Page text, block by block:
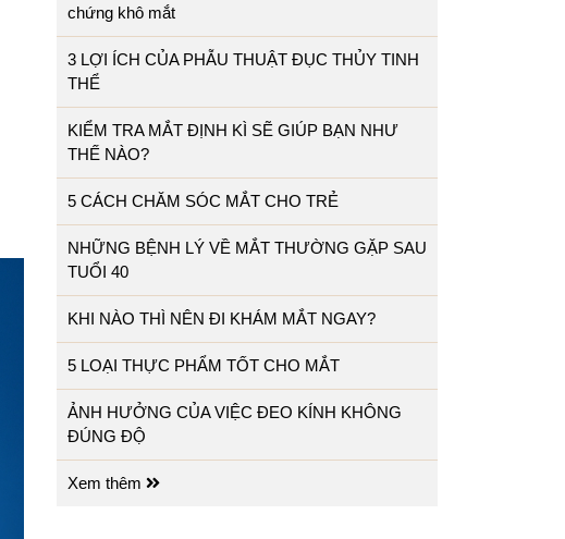
chứng khô mắt
3 LỢI ÍCH CỦA PHẪU THUẬT ĐỤC THỦY TINH
THỂ
KIỂM TRA MẮT ĐỊNH KÌ SẼ GIÚP BẠN NHƯ
THẾ NÀO?
5 CÁCH CHĂM SÓC MẮT CHO TRẺ
NHỮNG BỆNH LÝ VỀ MẮT THƯỜNG GẶP SAU
TUỔI 40
KHI NÀO THÌ NÊN ĐI KHÁM MẮT NGAY?
5 LOẠI THỰC PHẨM TỐT CHO MẮT
ẢNH HƯỞNG CỦA VIỆC ĐEO KÍNH KHÔNG
ĐÚNG ĐỘ
Xem thêm